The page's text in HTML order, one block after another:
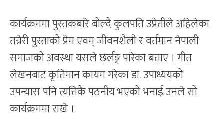
कार्यक्रममा पुस्तकबारे बोल्दै कुलपति उप्रेतीले अहिलेका
तन्नेरी पुस्ताको प्रेम एवम् जीवनशैली र वर्तमान नेपाली
समाजको अवस्था यसले छर्लङ्ग पारेका बताए । गीत
लेखनबाट कृतिमान कायम गरेका डा. उपाध्ययको
उपन्यास पनि त्यत्तिकै पठनीय भएको भनाई उनले सो
कार्यक्रममा राखे ।